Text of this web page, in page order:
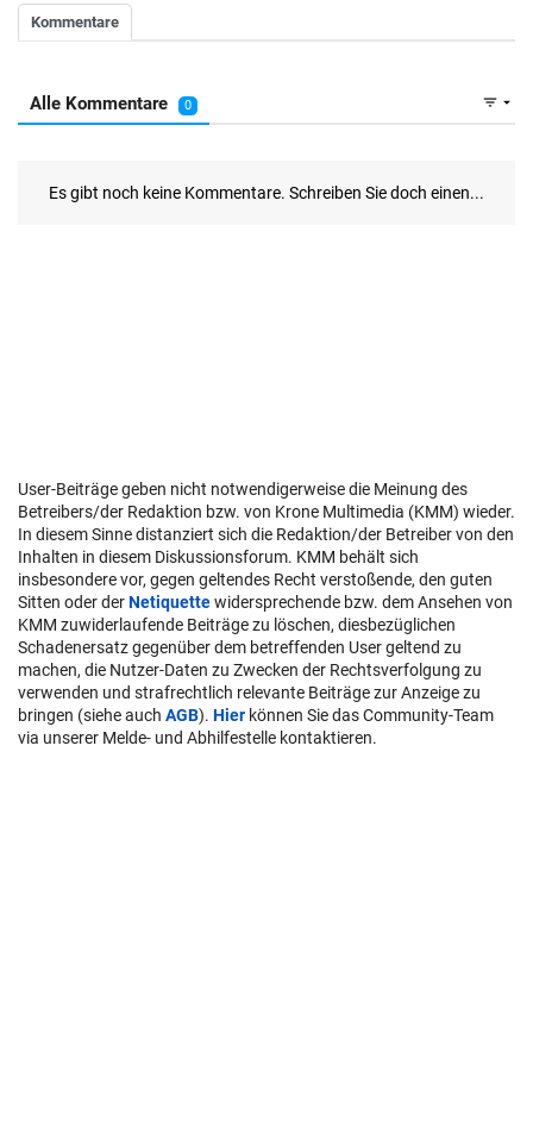
User-Beiträge geben nicht notwendigerweise die Meinung des
Betreibers/der Redaktion bzw. von Krone Multimedia (KMM) wieder.
In diesem Sinne distanziert sich die Redaktion/der Betreiber von den
Inhalten in diesem Diskussionsforum. KMM behält sich
insbesondere vor, gegen geltendes Recht verstoßende, den guten
Sitten oder derNetiquettewidersprechende bzw. dem Ansehen von
KMM zuwiderlaufende Beiträge zu löschen, diesbezüglichen
Schadenersatz gegenüber dem betreffenden User geltend zu
machen, die Nutzer-Daten zu Zwecken der Rechtsverfolgung zu
verwenden und strafrechtlich relevante Beiträge zur Anzeige zu
bringen (siehe auch AGB). Hier können Sie das Community-Team
via unserer Melde- und Abhilfestelle kontaktieren.